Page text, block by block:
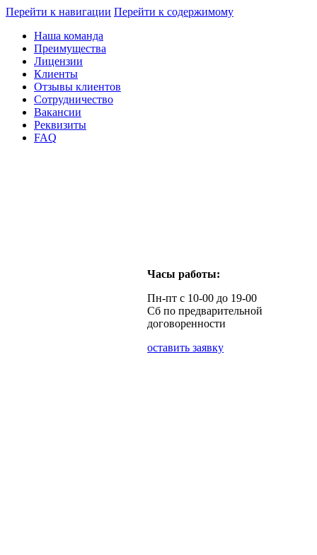
Перейти к навигации Перейти к содержимому
Наша команда
Преимущества
Лицензии
Клиенты
Отзывы клиентов
Сотрудничество
Вакансии
Реквизиты
FAQ
Часы работы:
Пн-пт с 10-00 до 19-00
Сб по предварительной
договоренности
оставить заявку